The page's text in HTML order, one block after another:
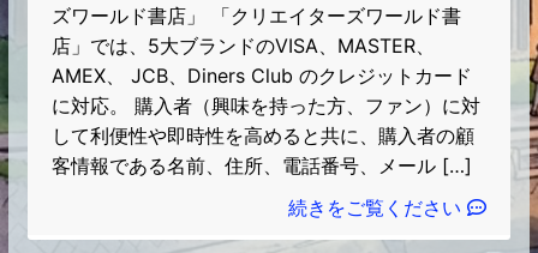
ズワールド書店」 「クリエイターズワールド書
店」では、5大ブランドのVISA、MASTER、
AMEX、 JCB、Diners Club のクレジットカード
に対応。 購入者（興味を持った方、ファン）に対
して利便性や即時性を高めると共に、購入者の顧
客情報である名前、住所、電話番号、メール […]
続きをご覧ください